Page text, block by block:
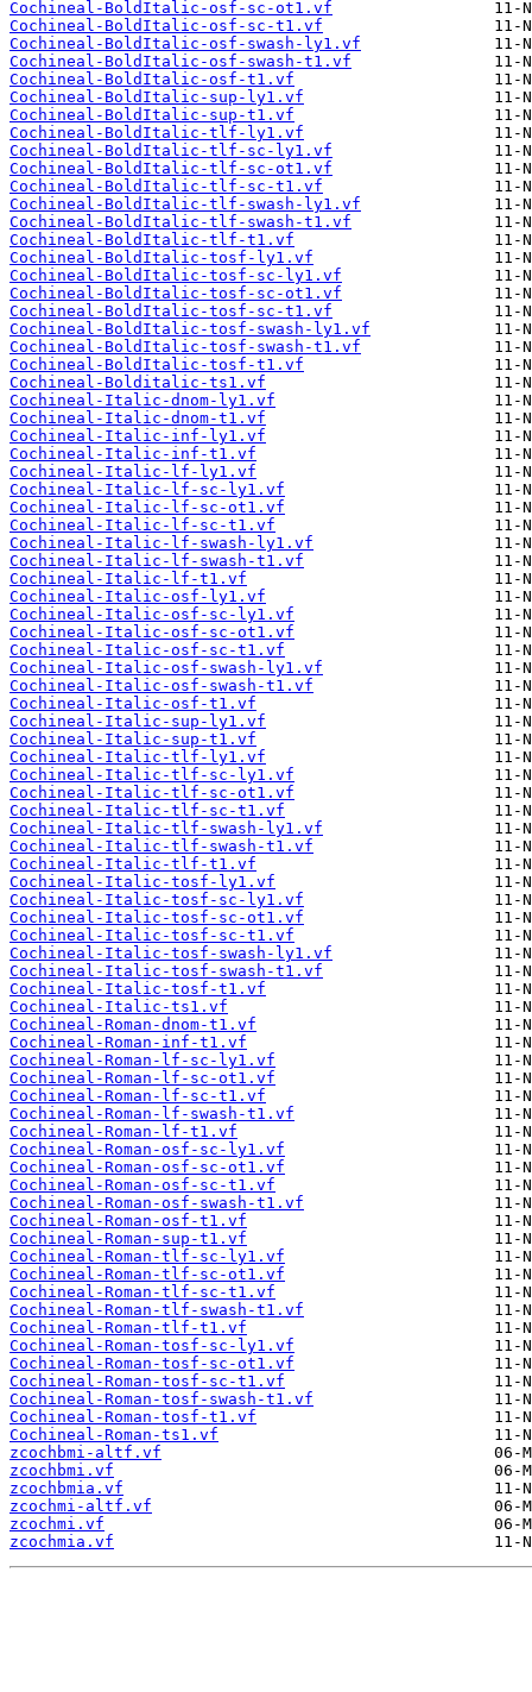
Cochineal-BoldItalic-osf-sc-ot1.vf
Cochineal-BoldItalic-osf-sc-t1.vf
Cochineal-BoldItalic-osf-swash-ly1.vf
Cochineal-BoldItalic-osf-swash-t1.vf
Cochineal-BoldItalic-osf-t1.vf
Cochineal-BoldItalic-sup-ly1.vf
Cochineal-BoldItalic-sup-t1.vf
Cochineal-BoldItalic-tlf-ly1.vf
Cochineal-BoldItalic-tlf-sc-ly1.vf
Cochineal-BoldItalic-tlf-sc-ot1.vf
Cochineal-BoldItalic-tlf-sc-t1.vf
Cochineal-BoldItalic-tlf-swash-ly1.vf
Cochineal-BoldItalic-tlf-swash-t1.vf
Cochineal-BoldItalic-tlf-t1.vf
Cochineal-BoldItalic-tosf-ly1.vf
Cochineal-BoldItalic-tosf-sc-ly1.vf
Cochineal-BoldItalic-tosf-sc-ot1.vf
Cochineal-BoldItalic-tosf-sc-t1.vf
Cochineal-BoldItalic-tosf-swash-ly1.vf
Cochineal-BoldItalic-tosf-swash-t1.vf
Cochineal-BoldItalic-tosf-t1.vf
Cochineal-Bolditalic-ts1.vf
Cochineal-Italic-dnom-ly1.vf
Cochineal-Italic-dnom-t1.vf
Cochineal-Italic-inf-ly1.vf
Cochineal-Italic-inf-t1.vf
Cochineal-Italic-lf-ly1.vf
Cochineal-Italic-lf-sc-ly1.vf
Cochineal-Italic-lf-sc-ot1.vf
Cochineal-Italic-lf-sc-t1.vf
Cochineal-Italic-lf-swash-ly1.vf
Cochineal-Italic-lf-swash-t1.vf
Cochineal-Italic-lf-t1.vf
Cochineal-Italic-osf-ly1.vf
Cochineal-Italic-osf-sc-ly1.vf
Cochineal-Italic-osf-sc-ot1.vf
Cochineal-Italic-osf-sc-t1.vf
Cochineal-Italic-osf-swash-ly1.vf
Cochineal-Italic-osf-swash-t1.vf
Cochineal-Italic-osf-t1.vf
Cochineal-Italic-sup-ly1.vf
Cochineal-Italic-sup-t1.vf
Cochineal-Italic-tlf-ly1.vf
Cochineal-Italic-tlf-sc-ly1.vf
Cochineal-Italic-tlf-sc-ot1.vf
Cochineal-Italic-tlf-sc-t1.vf
Cochineal-Italic-tlf-swash-ly1.vf
Cochineal-Italic-tlf-swash-t1.vf
Cochineal-Italic-tlf-t1.vf
Cochineal-Italic-tosf-ly1.vf
Cochineal-Italic-tosf-sc-ly1.vf
Cochineal-Italic-tosf-sc-ot1.vf
Cochineal-Italic-tosf-sc-t1.vf
Cochineal-Italic-tosf-swash-ly1.vf
Cochineal-Italic-tosf-swash-t1.vf
Cochineal-Italic-tosf-t1.vf
Cochineal-Italic-ts1.vf
Cochineal-Roman-dnom-t1.vf
Cochineal-Roman-inf-t1.vf
Cochineal-Roman-lf-sc-ly1.vf
Cochineal-Roman-lf-sc-ot1.vf
Cochineal-Roman-lf-sc-t1.vf
Cochineal-Roman-lf-swash-t1.vf
Cochineal-Roman-lf-t1.vf
Cochineal-Roman-osf-sc-ly1.vf
Cochineal-Roman-osf-sc-ot1.vf
Cochineal-Roman-osf-sc-t1.vf
Cochineal-Roman-osf-swash-t1.vf
Cochineal-Roman-osf-t1.vf
Cochineal-Roman-sup-t1.vf
Cochineal-Roman-tlf-sc-ly1.vf
Cochineal-Roman-tlf-sc-ot1.vf
Cochineal-Roman-tlf-sc-t1.vf
Cochineal-Roman-tlf-swash-t1.vf
Cochineal-Roman-tlf-t1.vf
Cochineal-Roman-tosf-sc-ly1.vf
Cochineal-Roman-tosf-sc-ot1.vf
Cochineal-Roman-tosf-sc-t1.vf
Cochineal-Roman-tosf-swash-t1.vf
Cochineal-Roman-tosf-t1.vf
Cochineal-Roman-ts1.vf
zcochbmi-altf.vf
zcochbmi.vf
zcochbmia.vf
zcochmi-altf.vf
zcochmi.vf
zcochmia.vf